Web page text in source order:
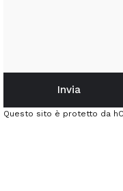
MessaggioInvia
Questo sito è protetto da